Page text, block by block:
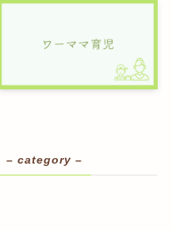
– category –